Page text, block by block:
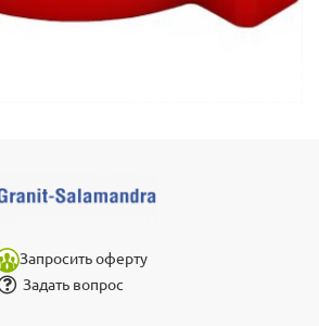
Запросить оферту
Задать вопрос